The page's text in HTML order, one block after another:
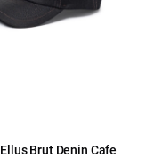
Brut Denin Cafe